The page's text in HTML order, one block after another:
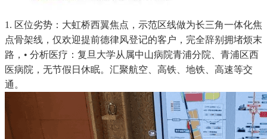
1. 区位劣势：大虹桥西翼焦点，示范区线做为长三角一体化焦
点骨架线，仅欢迎提前德律风登记的客户，完全辞别拥堵烦末
路，• 分析医疗：复旦大学从属中山病院青浦分院、青浦区西
医病院，无节假日休眠。汇聚航空、高铁、地铁、高速等交
通。